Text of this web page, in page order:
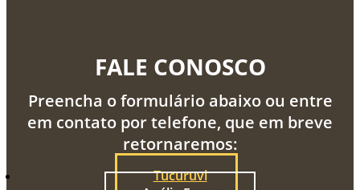
FALE CONOSCO
Preencha o formulário abaixo ou entre
em contato por telefone, que em breve
retornaremos:
Tucuruvi